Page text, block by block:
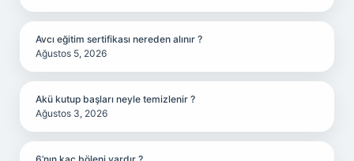
Avcı eğitim sertifikası nereden alınır ?
Ağustos 5, 2026
Akü kutup başları neyle temizlenir ?
Ağustos 3, 2026